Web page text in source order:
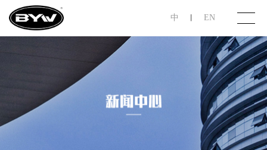
中 EN